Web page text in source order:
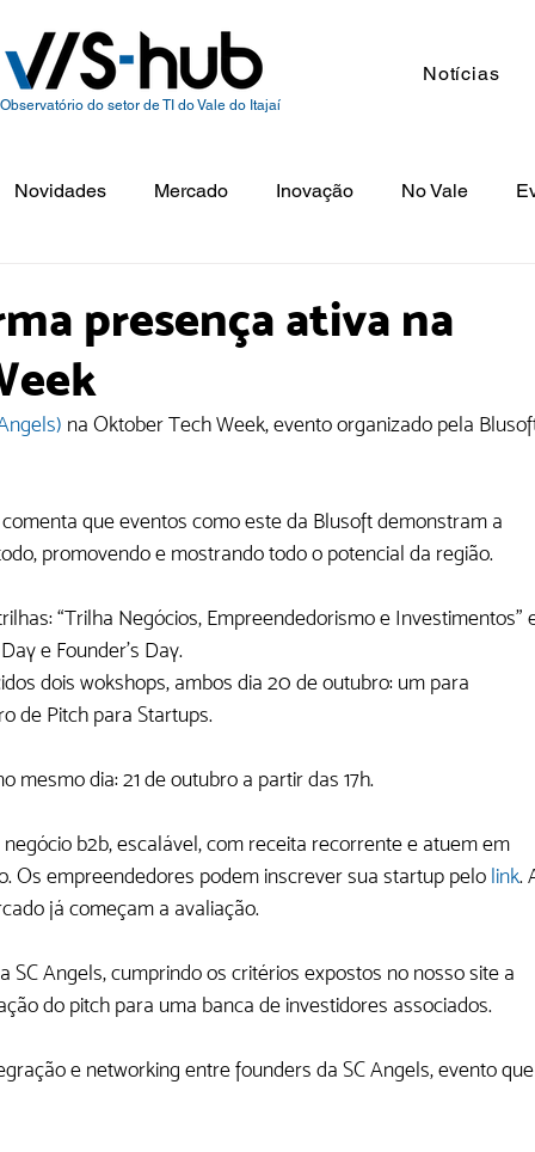
Observatório do setor de TI do Vale do Itajaí
Notícias
Novidades Mercado Inovação No Vale
presença ativa na
na Oktober Tech Week, evento organizado pela
que eventos como este da Blusoft demonstram a
promovendo e mostrando todo o potencial da região.
“Trilha Negócios, Empreendedorismo e Investimentos”
e Founder’s Day.
dois wokshops, ambos dia 20 de outubro: um para
de Pitch para Startups.
mesmo dia: 21 de outubro a partir das 17h.
b2b, escalável, com receita recorrente e atuem em
Os empreendedores podem inscrever sua startup pelo link.
já começam a avaliação.
SC Angels, cumprindo os critérios expostos no nosso site a
do pitch para uma banca de investidores associados.
e networking entre founders da SC Angels, evento